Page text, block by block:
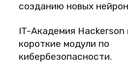
созданию новых
IT-Академия Hackerson
короткие модули по
кибербезопасности.